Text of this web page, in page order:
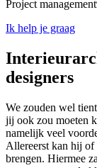
Project management
Ik help je graag
designers
We zouden wel
jij ook zou moeten
namelijk veel
Allereerst kan hij
brengen. Hiermee